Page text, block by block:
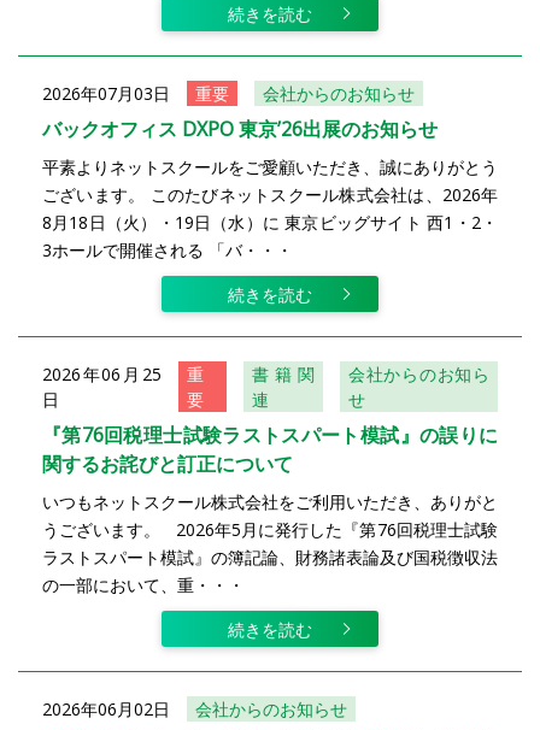
続きを読む
2026年07月03日 重要 会社からのお知らせ
バックオフィス DXPO 東京’26出展のお知らせ
平素よりネットスクールをご愛顧いただき、誠にありがとう
ございます。 このたびネットスクール株式会社は、2026年
8月18日（火）・19日（水）に 東京ビッグサイト 西1・2・
3ホールで開催される 「バ・・・
続きを読む
2026年06月25
日
重
要
書籍関
連
会社からのお知ら
せ
『第76回税理士試験ラストスパート模試』の誤りに
関するお詫びと訂正について
いつもネットスクール株式会社をご利用いただき、ありがと
うございます。 2026年5月に発行した『第76回税理士試験
ラストスパート模試』の簿記論、財務諸表論及び国税徴収法
の一部において、重・・・
続きを読む
2026年06月02日 会社からのお知らせ